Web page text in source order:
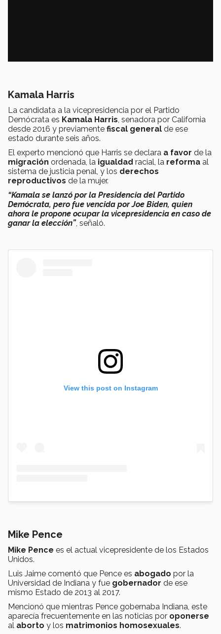
Kamala Harris
La candidata a la vicepresidencia por el Partido
Demócrata es Kamala Harris , senadora por California
desde 2016 y previamente fiscal general de ese
estado durante seis años.
El experto mencionó que Harris se declara a favor de la
migración ordenada, la igualdad racial, la reforma al
sistema de justicia penal, y los derechos
reproductivos de la mujer.
“Kamala se lanzó por la Presidencia del Partido
Demócrata, pero fue vencida por Joe Biden, quien
ahora le propone ocupar la vicepresidencia en caso de
ganar la elección”, señaló.
View this post on Instagram
Mike Pence
Mike Pence es el actual vicepresidente de los Estados
Unidos.
Luis Jaime comentó que Pence es abogado por la
Universidad de Indiana y fue gobernador de ese
mismo Estado de 2013 al 2017.
Mencionó que mientras Pence gobernaba Indiana, este
aparecía frecuentemente en las noticias por oponerse
al aborto y los matrimonios homosexuales.